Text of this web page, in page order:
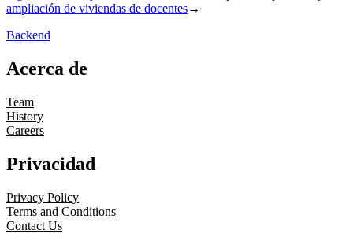
ampliación de viviendas de docentes→
Backend
Acerca de
Team
History
Careers
Privacidad
Privacy Policy
Terms and Conditions
Contact Us